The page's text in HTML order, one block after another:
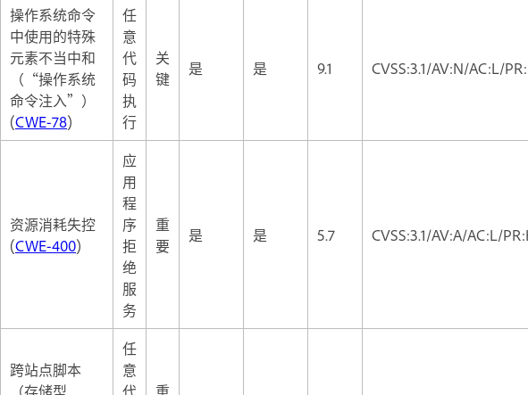
操作系统命令
中使用的特殊
元素不当中和
（“操作系统
命令注入”）
(CWE-78)
任
意
代
码
执
行
关
键
是 是 9.1 CVSS:3.1/AV:N/AC:L/
资源消耗失控
(CWE-400)
应
用
程
序
拒
绝
服
务
重
要
是 是 5.7 CVSS:3.1/AV:A/AC:L/
跨站点脚本
（存储型
任
意
代
重